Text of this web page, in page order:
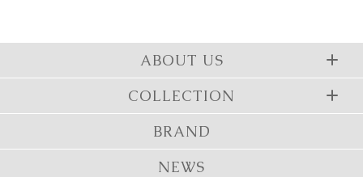
ABOUT US
COLLECTION
BRAND
NEWS